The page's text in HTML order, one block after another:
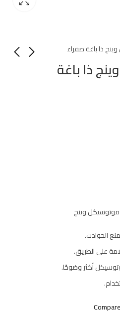
ذا باغة صفراء
ذا باغة
وينج
الحوادث.
على الطريق.
أكثر وضوحًا.
Compare